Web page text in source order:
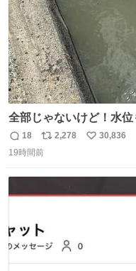
全部じゃないけど！水
めたよ！！！ 作業して
ー！！！！！！！！！！
返
信
18
リ
ポ
2,278
い
30,836
19時間前